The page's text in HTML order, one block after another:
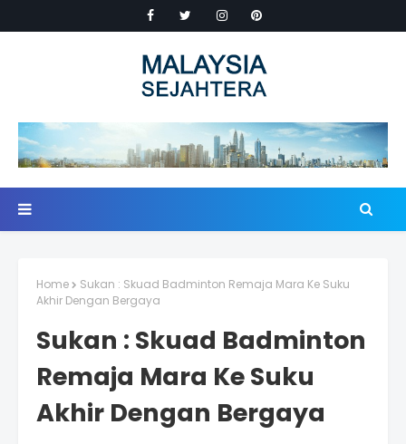
Home
Sukan : Skuad Badminton Remaja Mara Ke Suku
Akhir Dengan Bergaya
Sukan : Skuad Badminton
Remaja Mara Ke Suku
Akhir Dengan Bergaya